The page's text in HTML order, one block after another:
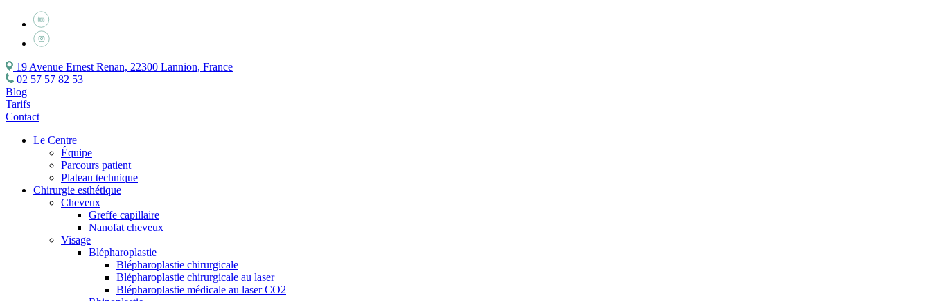
19 Avenue Ernest Renan, 22300 Lannion, France
02 57 57 82 53
Blog
Tarifs
Contact
Le Centre
Équipe
Parcours patient
Plateau technique
Chirurgie esthétique
Cheveux
Greffe capillaire
Nanofat cheveux
Visage
Blépharoplastie
Blépharoplastie chirurgicale
Blépharoplastie chirurgicale au laser
Blépharoplastie médicale au laser CO2